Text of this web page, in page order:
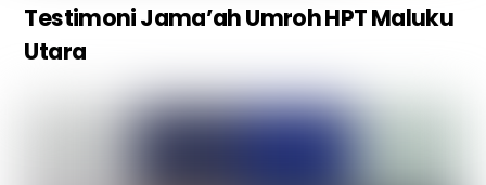
Testimoni Jama’ah Umroh HPT Maluku
Utara